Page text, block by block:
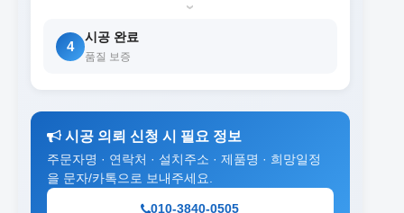
›
4
시공 완료
품질 보증
시공 의뢰 신청 시 필요 정보
주문자명 · 연락처 · 설치주소 · 제품명 · 희망일정
을 문자/카톡으로 보내주세요.
010-3840-0505